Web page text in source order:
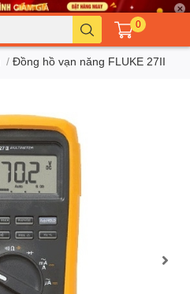
0
/ Đồng hồ vạn năng FLUKE 27II